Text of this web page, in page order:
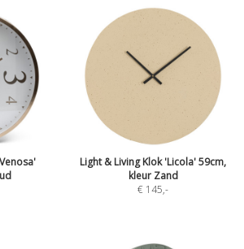
Light & Living Klok 'Licola' 59cm,
kleur Zand
€ 145,-